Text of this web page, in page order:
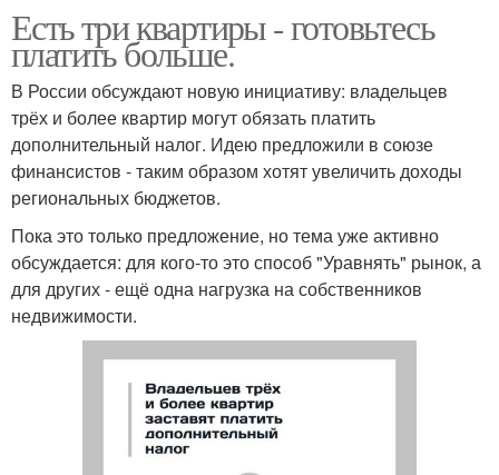
Есть три квартиры - готовьтесь
платить больше.
В России обсуждают новую инициативу: владельцев
трёх и более квартир могут обязать платить
дополнительный налог. Идею предложили в союзе
финансистов - таким образом хотят увеличить доходы
региональных бюджетов.
Пока это только предложение, но тема уже активно
обсуждается: для кого-то это способ "Уравнять" рынок, а
для других - ещё одна нагрузка на собственников
недвижимости.